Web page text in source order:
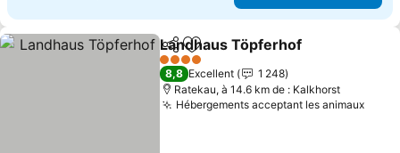
PartagerAjouter à mes favoris
Landhaus Töpferhof
4 Étoiles
8,8 Excellent
1 248
Ratekau, à 14.6 km de : Kalkhorst
Hébergements acceptant les animaux